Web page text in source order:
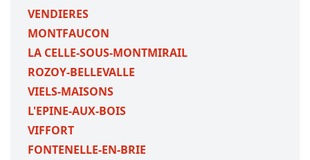
VENDIERES
MONTFAUCON
LA CELLE-SOUS-MONTMIRAIL
ROZOY-BELLEVALLE
VIELS-MAISONS
L'EPINE-AUX-BOIS
VIFFORT
FONTENELLE-EN-BRIE